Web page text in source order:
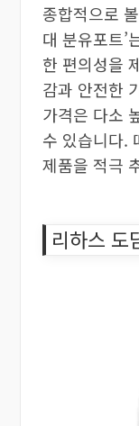
종합적으로
대 분유포트’
한 편의성을
감과 안전한
가격은 다소
수 있습니다.
제품을 적극
리하스 도